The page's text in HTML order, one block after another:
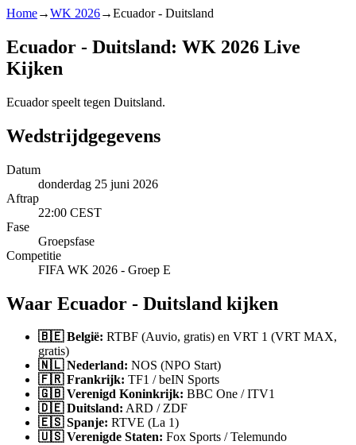
Home→WK 2026→Ecuador - Duitsland
Ecuador - Duitsland: WK 2026 Live
Kijken
Ecuador speelt tegen Duitsland.
Wedstrijdgegevens
Datum
donderdag 25 juni 2026
Aftrap
22:00 CEST
Fase
Groepsfase
Competitie
FIFA WK 2026 - Groep E
Waar Ecuador - Duitsland kijken
🇧🇪 België: RTBF (Auvio, gratis) en VRT 1 (VRT MAX,
gratis)
🇳🇱 Nederland: NOS (NPO Start)
🇫🇷 Frankrijk: TF1 / beIN Sports
🇬🇧 Verenigd Koninkrijk: BBC One / ITV1
🇩🇪 Duitsland: ARD / ZDF
🇪🇸 Spanje: RTVE (La 1)
🇺🇸 Verenigde Staten: Fox Sports / Telemundo